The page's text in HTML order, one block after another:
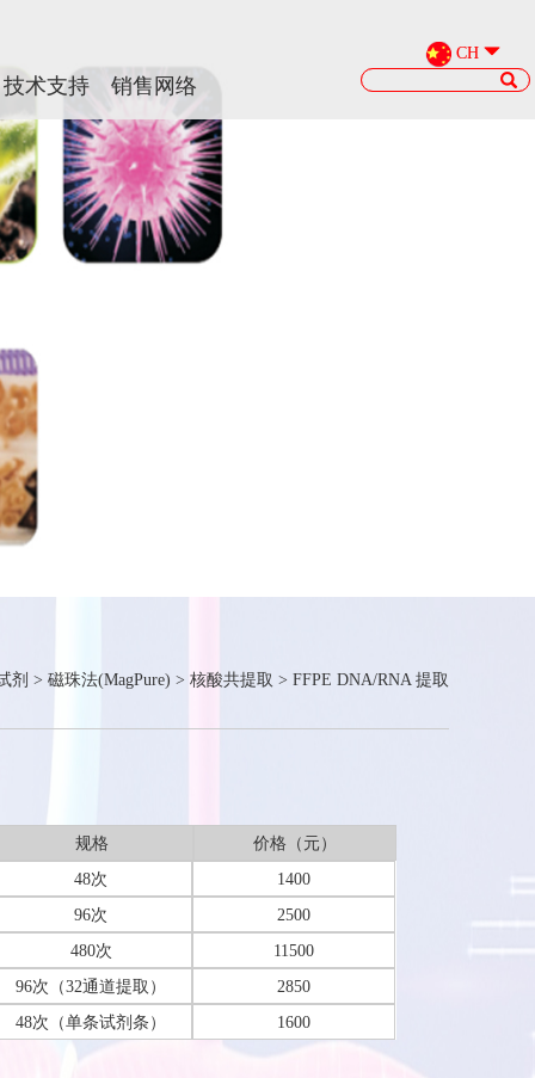
CH
技术支持 销售网络
CH
技术支持 销售网络
剂 > 磁珠法(MagPure) > 核酸共提取 > FFPE DNA/RNA 提取
规格
价格（元）
48次
1400
96次
2500
480次
11500
96次（32通道提取）
2850
48次（单条试剂条）
1600